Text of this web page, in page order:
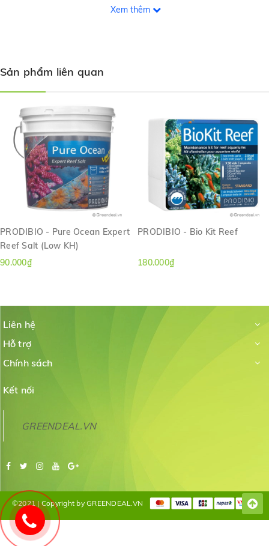
hại và chống lại sự xâm nhập của ký sinh trùng.
Hướng dẫn sử dụng:
setup hồ cá mới hoặc khi thay nước.
Xem thêm
Sản phẩm liên quan
PRODIBIO - Pure Ocean Expert
Reef Salt (Low KH)
90.000₫
PRODIBIO - Bio Kit Reef
180.000₫
Liên hệ
Hỗ trợ
Chính sách
Kết nối
GREENDEAL.VN
©2021 | Copyright by GREENDEAL.VN